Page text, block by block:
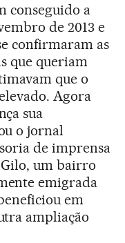
conseguido a
de 2013 e
confirmaram as
que queriam
que o
Agora
sua
o jornal
de imprensa
um bairro
emigrada
em
ampliação